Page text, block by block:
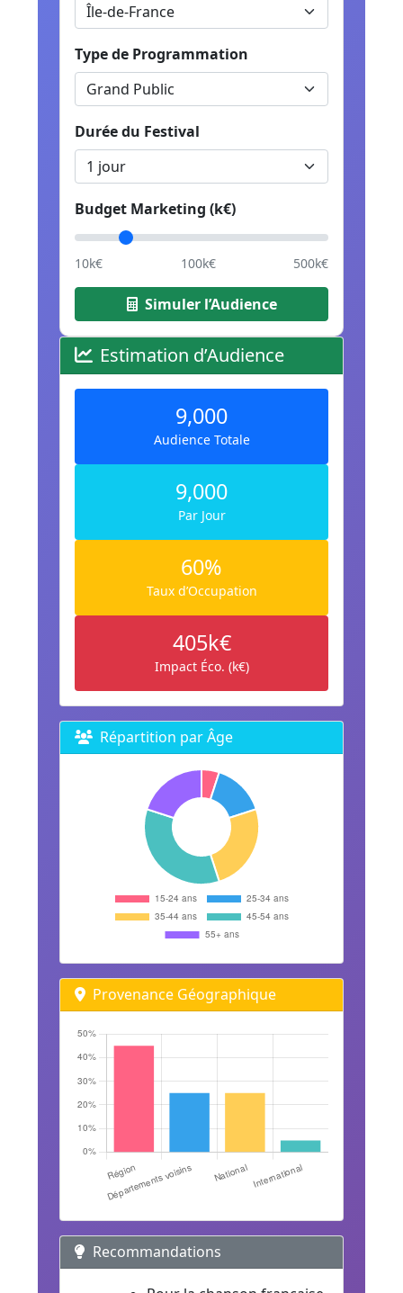
Type de Programmation
Durée du Festival
Budget Marketing (k€)
10k€ 100k€ 500k€
Simuler l’Audience
Estimation d’Audience
9,000
Audience Totale
9,000
Par Jour
60%
Taux d’Occupation
405k€
Impact Éco. (k€)
Répartition par Âge
Provenance Géographique
Recommandations